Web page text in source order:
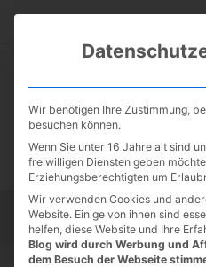
Startseite Tipps
Wir benötigen Ihre Zustimmung,
besuchen können.
Wenn Sie unter 16 Jahre alt sind
freiwilligen Diensten geben
Erziehungsberechtigten um
Wir verwenden Cookies und
Website. Einige von ihnen sind
helfen, diese Website und Ihre
Blog wird durch Werbung und
dem Besuch der Webseite